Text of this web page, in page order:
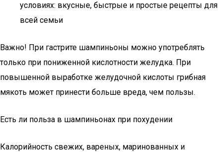
условиях: вкусные, быстрые и простые рецепты для
всей семьи
Важно! При гастрите шампиньоны можно употреблять
только при пониженной кислотности желудка. При
повышенной выработке желудочной кислоты грибная
мякоть может принести больше вреда, чем пользы.
Есть ли польза в шампиньонах при похудении
Калорийность свежих, вареных, маринованных и